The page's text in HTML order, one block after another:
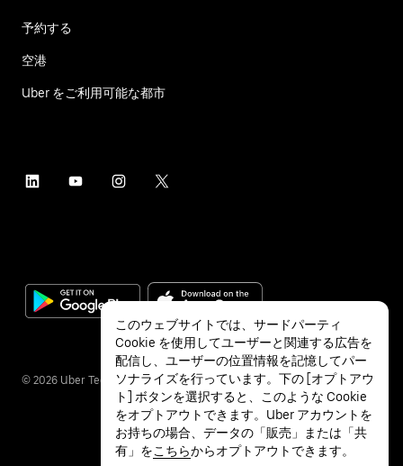
予約する
空港
Uber をご利用可能な都市
© 2026 Uber Technologies Inc.
このウェブサイトでは、サードパーティ
Cookie を使用してユーザーと関連する広告を
配信し、ユーザーの位置情報を記憶してパー
ソナライズを行っています。下の [オプトアウ
ト] ボタンを選択すると、このような Cookie
をオプトアウトできます。Uber アカウントを
お持ちの場合、データの「販売」または「共
有」をこちらからオプトアウトできます。